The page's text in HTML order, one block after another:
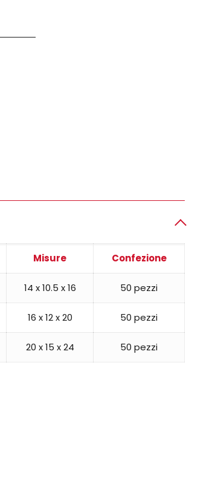
Misure Confezione
14 x 10.5 x 16 50 pezzi
16 x 12 x 20 50 pezzi
20 x 15 x 24 50 pezzi